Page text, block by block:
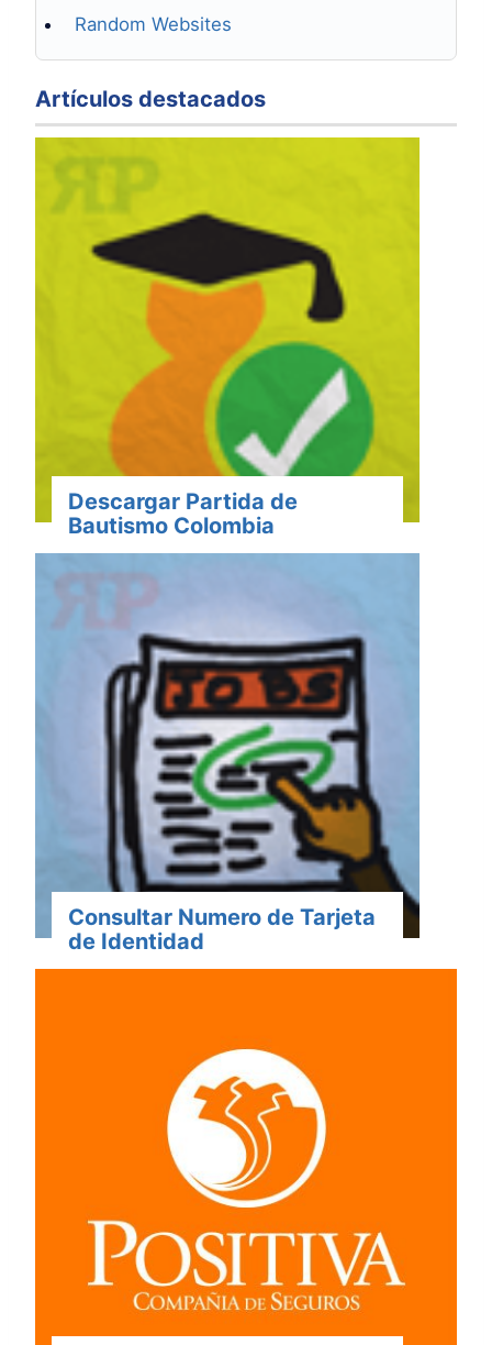
Random Websites
Artículos destacados
Descargar Partida de
Bautismo Colombia
Consultar Numero de Tarjeta
de Identidad